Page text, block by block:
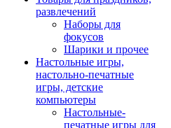
развлечений
Наборы для
фокусов
Шарики и прочее
Настольные игры,
настольно-печатные
игры, детские
компьютеры
Настольные-
печатные игры для